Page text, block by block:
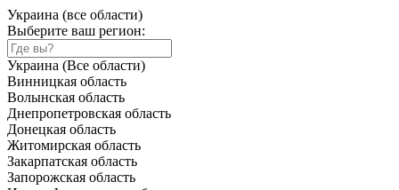
Украина (все области)
Выберите ваш регион:
Украина (Все области)
Винницкая область
Волынская область
Днепропетровская область
Донецкая область
Житомирская область
Закарпатская область
Запорожская область